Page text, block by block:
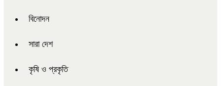
বিনোদন
সারা দেশ
কৃষি ও প্রকৃতি